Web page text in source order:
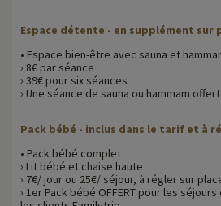
Espace détente - en supplément sur
• Espace bien-être avec sauna et
› 8€ par séance
› 39€ pour six séances
› Une séance de sauna ou hammam
Pack bébé - inclus dans le tarif
• Pack bébé complet
› Lit bébé et chaise haute
› 7€/ jour ou 25€/ séjour, à régler sur
› 1er Pack bébé OFFERT pour les